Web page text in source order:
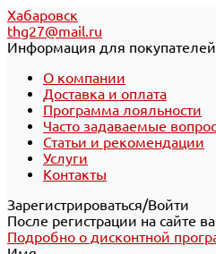
Хабаровск
thg27@mail.ru
Информация для покупателей
О компании
Доставка и оплата
Программа лояльности
Часто задаваемые
Статьи и рекомендации
Услуги
Контакты
Зарегистрироваться/Войти
После регистрации на сайте
Подробно о дисконтной